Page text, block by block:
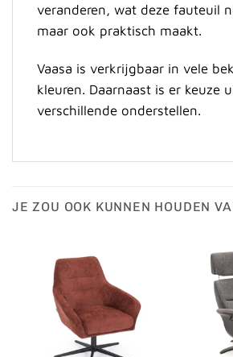
veranderen, wat deze fauteuil
maar ook praktisch maakt.
Vaasa is verkrijgbaar in vele
kleuren. Daarnaast is er keuze
verschillende onderstellen.
JE ZOU OOK KUNNEN HOUDEN